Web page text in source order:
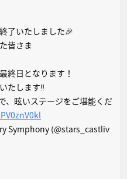
了いたしました🎉
皆さま
終日となります！
たします‼️
、眩いステージをご堪能くだ
Symphony (@stars_castliv